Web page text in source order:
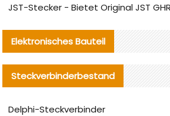
Elektronisches Bauteil
Steckverbinderbestand
Delphi-Steckverbinder